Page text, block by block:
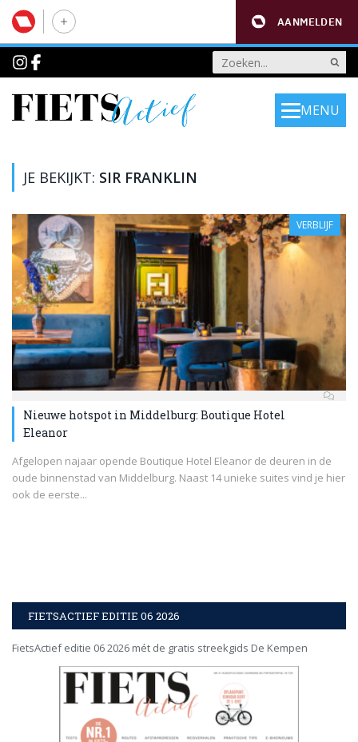
AANMELDEN
MENU
JE BEKIJKT: SIR FRANKLIN
VERBLIJF
Nieuwe hotspot in Middelburg: Boutique Hotel
Eleanor
Afgelopen najaar opende Boutique Hotel Eleanor de deuren in de
oude binnenstad van Middelburg. Naast 14 unieke suites vind je hier
ook de eerste...
FIETSACTIEF EDITIE 06 2026
FietsActief editie 06 2026 mét de gratis streekgids De Kempen